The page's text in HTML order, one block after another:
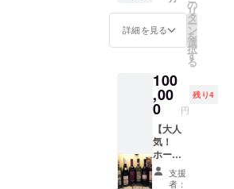
イン特
別限定
12本
セット
リーが
厳選し
たワイ
ンの12
本セッ
トで
す。内
容はお
楽しみ
詳細を見る
の
リ
タ
ー
ン
を
選
択
す
る
100
,00
0 円
残り4
【大人
気！
ホー
リーワ
イン定
支援
者：